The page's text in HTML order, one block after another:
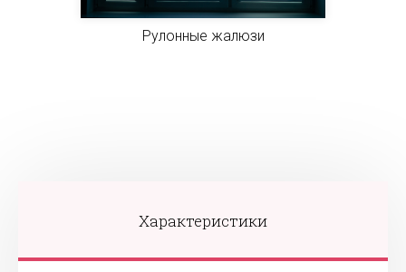
Рулонные жалюзи
Характеристики